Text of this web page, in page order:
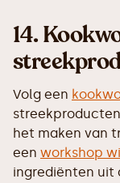
14.
Volg een
het maken van
een workshop
ingrediënten uit